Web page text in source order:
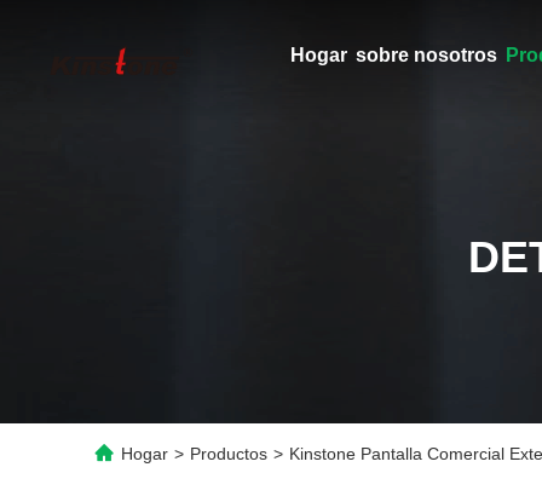
Hogar sobre nosotros
Hogar > Productos > Kinstone Pantalla Comercial